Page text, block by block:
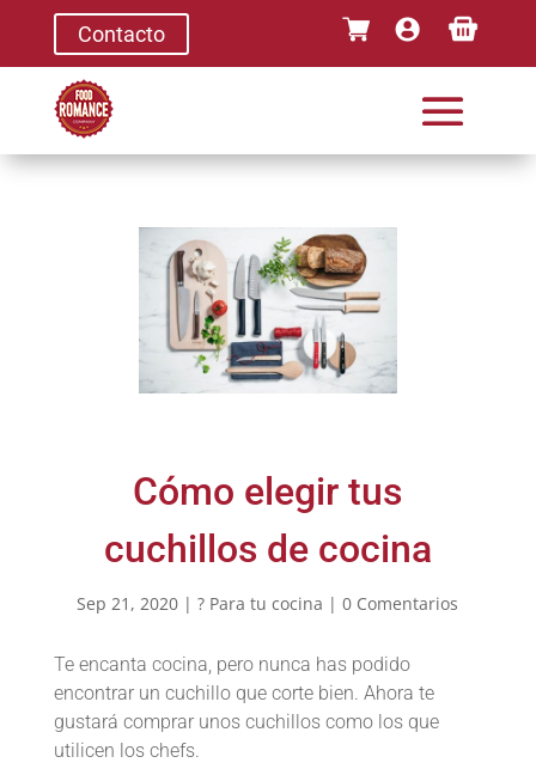
Contacto
Cómo elegir tus
cuchillos de cocina
Sep 21, 2020 |? Para tu cocina |0 Comentarios
Te encanta cocina, pero nunca has podido
encontrar un cuchillo que corte bien. Ahora te
gustará comprar unos cuchillos como los que
utilicen los chefs.